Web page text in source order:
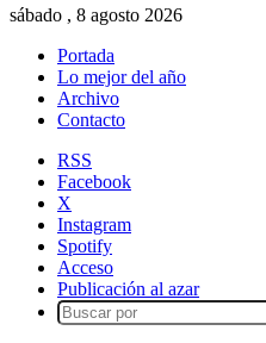
sábado , 8 agosto 2026
Portada
Lo mejor del año
Archivo
Contacto
RSS
Facebook
X
Instagram
Spotify
Acceso
Publicación al azar